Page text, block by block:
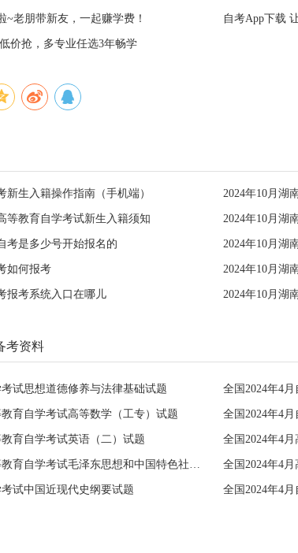
~老朋带新友，一起赚学费！ 自考App下载
价抢，多专业任选3年畅学
新生入籍操作指南（手机端） 2024年10月湖
等教育自学考试新生入籍须知 2024年10月湖
考是多少号开始报名的 2024年10月湖
如何报考 2024年10月湖
报考系统入口在哪儿 2024年10月湖
考资料
试思想道德修养与法律基础试题
育自学考试高等数学（工专）试题 全国2024年4
育自学考试英语（二）试题 全国2024年4
全国2024年4月高等教育自学考试毛泽东思想和中国特色社会主义理论体系概论试题 全国2024年4
试中国近现代史纲要试题 全国2024年4